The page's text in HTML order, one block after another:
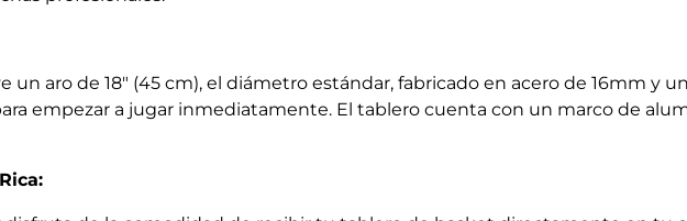
un aro de 18" (45 cm), el diámetro estándar, fabricado en acero de 16mm y
empezar a jugar inmediatamente. El tablero cuenta con un marco de